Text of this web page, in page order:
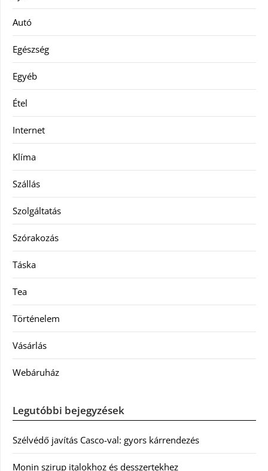
Autó
Egészség
Egyéb
Étel
Internet
Klíma
Szállás
Szolgáltatás
Szórakozás
Táska
Tea
Történelem
Vásárlás
Webáruház
Legutóbbi bejegyzések
Szélvédő javítás Casco-val: gyors kárrendezés
Monin szirup italokhoz és desszertekhez